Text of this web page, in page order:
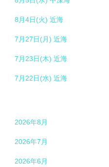
8月4日(火) 近海
7月27日(月) 近海
7月23日(木) 近海
7月22日(水) 近海
2026年8月
2026年7月
2026年6月